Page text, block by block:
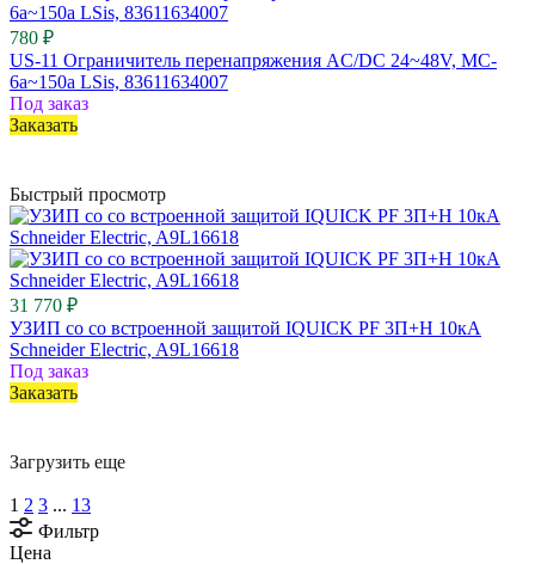
780 ₽
US-11 Ограничитель перенапряжения AC/DC 24~48V, MC-
6a~150a LSis, 83611634007
Под заказ
Заказать
Быстрый просмотр
31 770 ₽
УЗИП со со встроенной защитой IQUICK PF 3П+Н 10кА
Schneider Electric, A9L16618
Под заказ
Заказать
Загрузить еще
1 2 3 ... 13
Фильтр
Цена